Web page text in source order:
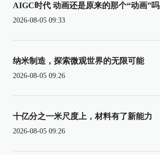
AIGC时代 动画还是原来的那个“动画”吗
2026-08-05 09:33
纳米制造，探索微观世界的无限可能
2026-08-05 09:26
十亿分之一米尺度上，材料有了新能力
2026-08-05 09:26